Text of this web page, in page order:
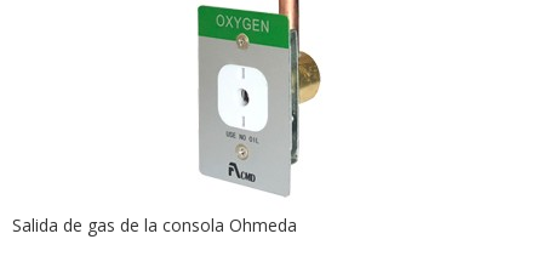
Salida de gas de la consola Ohmeda